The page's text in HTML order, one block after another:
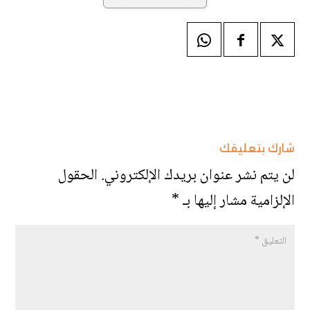
شارك بتعليقك
لن يتم نشر عنوان بريدك الإلكتروني.الحقول
الإلزامية مشار إليها بـ*